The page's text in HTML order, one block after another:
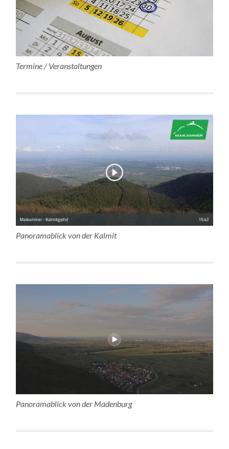
Termine / Veranstaltungen
Panoramablick von der Kalmit
Panoramablick von der Madenburg